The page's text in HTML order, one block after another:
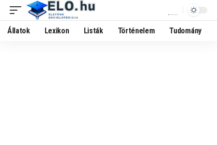
Állatok Lexikon Listák Történelem Tudomány